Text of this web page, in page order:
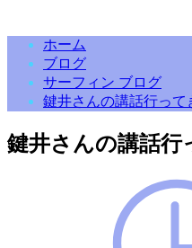
ホーム
ブログ
サーフィン ブログ
鍵井さんの講話行って
鍵井さんの講話行